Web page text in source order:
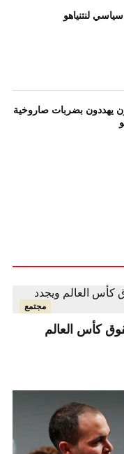
لنتنياهو
يهددون بضربات صاروخية
مجتمع
كأس العالم